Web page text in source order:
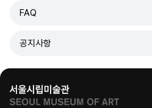
FAQ
공지사항